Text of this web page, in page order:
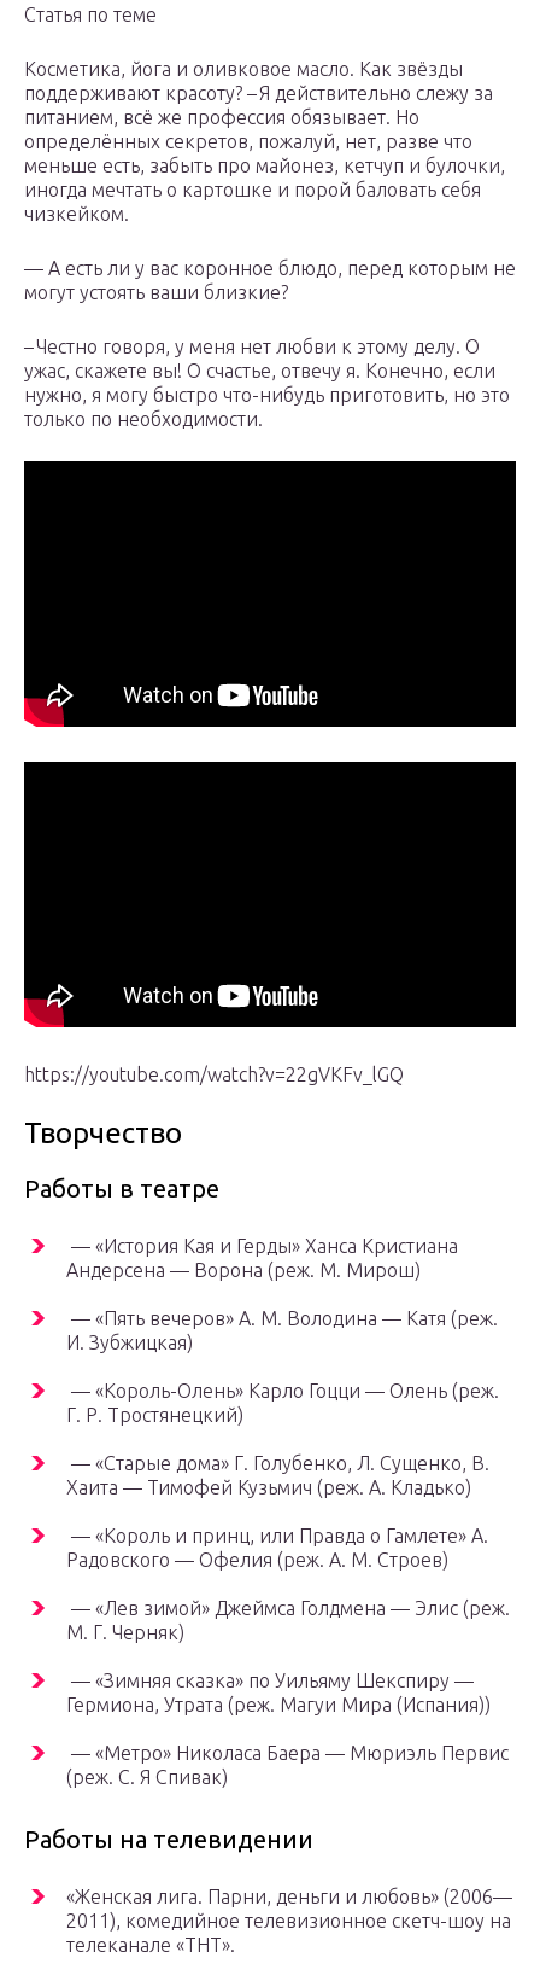
Статья по теме
Косметика, йога и оливковое масло. Как звёзды
поддерживают красоту? – Я действительно слежу за
питанием, всё же профессия обязывает. Но
определённых секретов, пожалуй, нет, разве что
меньше есть, забыть про майонез, кетчуп и булочки,
иногда мечтать о картошке и порой баловать себя
чизкейком.
— А есть ли у вас коронное блюдо, перед которым не
могут устоять ваши близкие?
– Честно говоря, у меня нет любви к этому делу. О
ужас, скажете вы! О счастье, отвечу я. Конечно, если
нужно, я могу быстро что-нибудь приготовить, но это
только по необходимости.
https://youtube.com/watch?v=22gVKFv_lGQ
Творчество
Работы в театре
— «История Кая и Герды» Ханса Кристиана
Андерсена — Ворона (реж. М. Мирош)
— «Пять вечеров» А. М. Володина — Катя (реж.
И. Зубжицкая)
— «Король-Олень» Карло Гоцци — Олень (реж.
Г. Р. Тростянецкий)
— «Старые дома» Г. Голубенко, Л. Сущенко, В.
Хаита — Тимофей Кузьмич (реж. А. Кладько)
— «Король и принц, или Правда о Гамлете» А.
Радовского — Офелия (реж. А. М. Строев)
— «Лев зимой» Джеймса Голдмена — Элис (реж.
М. Г. Черняк)
— «Зимняя сказка» по Уильяму Шекспиру —
Гермиона, Утрата (реж. Магуи Мира (Испания))
— «Метро» Николаса Баера — Мюриэль Первис
(реж. С. Я Спивак)
Работы на телевидении
«Женская лига. Парни, деньги и любовь» (2006—
2011), комедийное телевизионное скетч-шоу на
телеканале «ТНТ».